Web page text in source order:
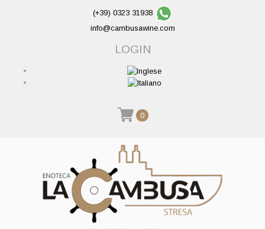
(+39) 0323 31938
info@cambusawine.com
LOGIN
0